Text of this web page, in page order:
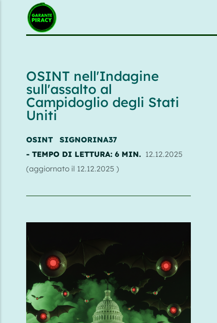
{{feedLink}}
OSINT nell'Indagine
sull'assalto al
Campidoglio degli Stati
Uniti
OSINT
SIGNORINA37
- TEMPO DI LETTURA: 6 MIN. 12.12.2025
(aggiornato il 12.12.2025 )